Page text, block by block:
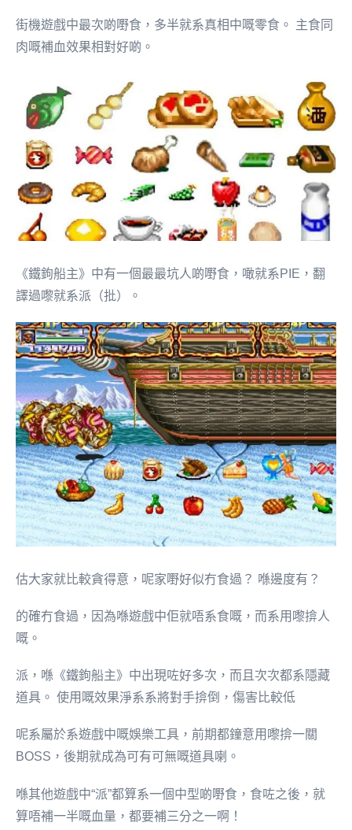
街機遊戲中最次啲嘢食，多半就系真相中嘅零食。 主食同
肉嘅補血效果相對好啲。
《鐵鉤船主》中有一個最最坑人啲嘢食，噉就系PIE，翻
譯過嚟就系派（批）。
估大家就比較貪得意，呢家嘢好似冇食過？ 喺邊度有？
的確冇食過，因為喺遊戲中佢就唔系食嘅，而系用嚟揜人
嘅。
派，喺《鐵鉤船主》中出現咗好多次，而且次次都系隱藏
道具。 使用嘅效果淨系系將對手揜倒，傷害比較低
呢系屬於系遊戲中嘅娛樂工具，前期都鐘意用嚟揜一關
BOSS，後期就成為可有可無嘅道具喇。
喺其他遊戲中“派”都算系一個中型啲嘢食，食咗之後，就
算唔補一半嘅血量，都要補三分之一啊！